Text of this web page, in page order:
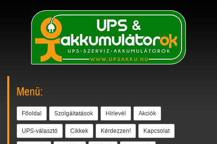
Menü:
Főoldal Szolgáltatások Hírlevél Akciók
UPS-választó Cikkek Kérdezzen! Kapcsolat